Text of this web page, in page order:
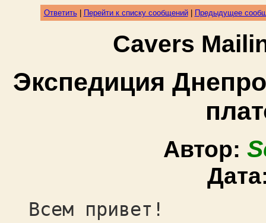
Ответить| Перейти к списку сообщений| Предыдущее
Cavers
Экспедиция
Автор:
Всем привет!